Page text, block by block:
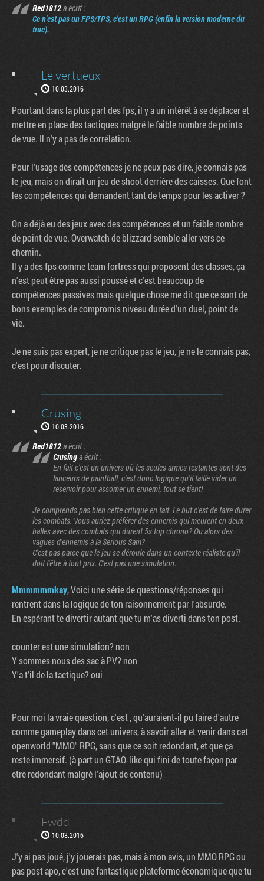
Red1812a écrit :
Ce n'est pas un FPS/TPS, c'est un RPG (enfin la version moderne du
truc).
Le vertueux
10.03.2016
Pourtant dans la plus part des fps, il y a un intérêt à se déplacer et
mettre en place des tactiques malgré le faible nombre de points
de vue. Il n'y a pas de corrélation.
Pour l'usage des compétences je ne peux pas dire, je connais pas
le jeu, mais on dirait un jeu de shoot derrière des caisses. Que font
les compétences qui demandent tant de temps pour les activer ?
On a déjà eu des jeux avec des compétences et un faible nombre
de point de vue. Overwatch de blizzard semble aller vers ce
chemin.
Il y a des fps comme team fortress qui proposent des classes, ça
n'est peut être pas aussi poussé et c'est beaucoup de
compétences passives mais quelque chose me dit que ce sont de
bons exemples de compromis niveau durée d'un duel, point de
vie.
Je ne suis pas expert, je ne critique pas le jeu, je ne le connais pas,
c'est pour discuter.
Crusing
10.03.2016
Red1812a écrit :
Crusinga écrit :
En fait c'est un univers où les seules armes restantes sont des
lanceurs de paintball, c'est donc logique qu'il faille vider un
reservoir pour assomer un ennemi, tout se tient!
Je comprends pas bien cette critique en fait. Le but c'est de faire durer
les combats. Vous auriez préférer des ennemis qui meurent en deux
balles avec des combats qui durent 5s top chrono? Ou alors des
vagues d'ennemis à la Serious Sam?
C'est pas parce que le jeu se déroule dans un contexte réaliste qu'il
doit l'être à tout prix. C'est pas une simulation.
Mmmmmmkay, Voici une série de questions/réponses qui
rentrent dans la logique de ton raisonnement par l'absurde.
En espérant te divertir autant que tu m'as diverti dans ton post.
counter est une simulation? non
Y sommes nous des sac à PV? non
Y'a t'il de la tactique? oui
Pour moi la vraie question, c'est , qu'auraient-il pu faire d'autre
comme gameplay dans cet univers, à savoir aller et venir dans cet
openworld "MMO" RPG, sans que ce soit redondant, et que ça
reste immersif. (à part un GTAO-like qui fini de toute façon par
etre redondant malgré l'ajout de contenu)
Fwdd
10.03.2016
J'y ai pas joué, j'y jouerais pas, mais à mon avis, un MMO RPG ou
pas post apo, c'est une fantastique plateforme économique que tu